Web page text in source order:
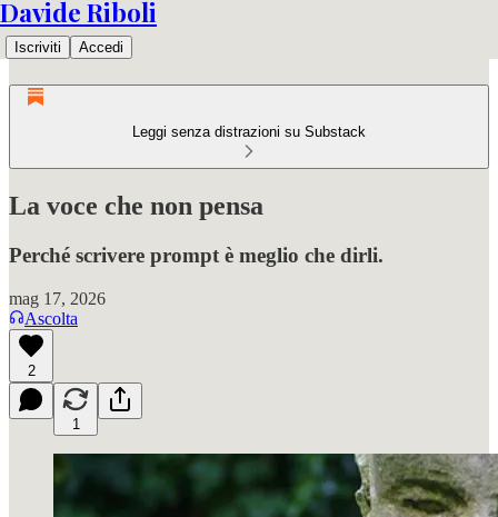
Davide Riboli
Iscriviti Accedi
Leggi senza distrazioni su Substack
La voce che non pensa
Perché scrivere prompt è meglio che dirli.
mag 17, 2026
Ascolta
2
1